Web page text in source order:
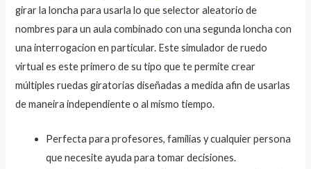
girar la loncha para usarla lo que selector aleatorio de
nombres para un aula combinado con una segunda loncha con
una interrogacion en particular. Este simulador de ruedo
virtual es este primero de su tipo que te permite crear
múltiples ruedas giratorias diseñadas a medida afin de usarlas
de maneira independiente o al mismo tiempo.
Perfecta para profesores, familias y cualquier persona
que necesite ayuda para tomar decisiones.